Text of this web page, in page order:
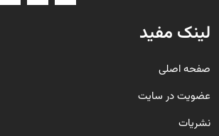
لینک مفید
صفحه اصلی
عضویت در سایت
نشریات